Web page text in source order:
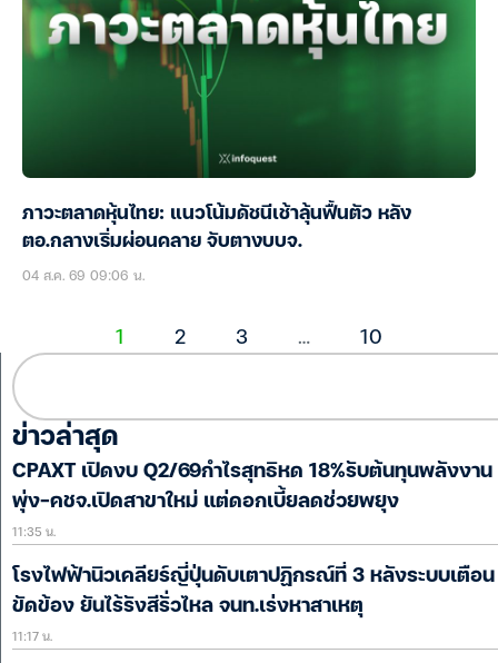
ภาวะตลาดหุ้นไทย: แนวโน้มดัชนีเช้าลุ้นฟื้นตัว หลัง
ตอ.กลางเริ่มผ่อนคลาย จับตางบบจ.
04 ส.ค. 69 09:06 น.
1 2 3 … 10
ข่าวล่าสุด
CPAXT เปิดงบ Q2/69กำไรสุทธิหด 18%รับต้นทุนพลังงาน
พุ่ง-คชจ.เปิดสาขาใหม่ แต่ดอกเบี้ยลดช่วยพยุง
11:35 น.
โรงไฟฟ้านิวเคลียร์ญี่ปุ่นดับเตาปฏิกรณ์ที่ 3 หลังระบบเตือน
ขัดข้อง ยันไร้รังสีรั่วไหล จนท.เร่งหาสาเหตุ
11:17 น.